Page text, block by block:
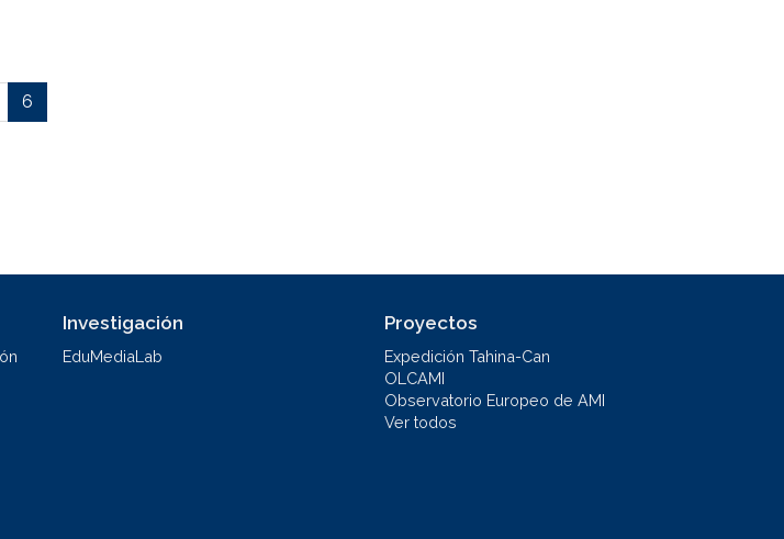
6
Investigación
EduMediaLab
Proyectos
Expedición Tahina-Can
OLCAMI
Observatorio Europeo de AMI
Ver todos